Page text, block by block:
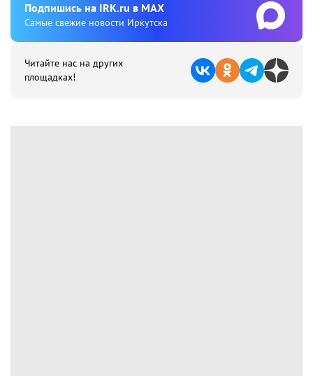
Подпишиcь на IRK.ru в MAX
Cамые свежие новости Иркутска
Читайте нас на других
площадках!